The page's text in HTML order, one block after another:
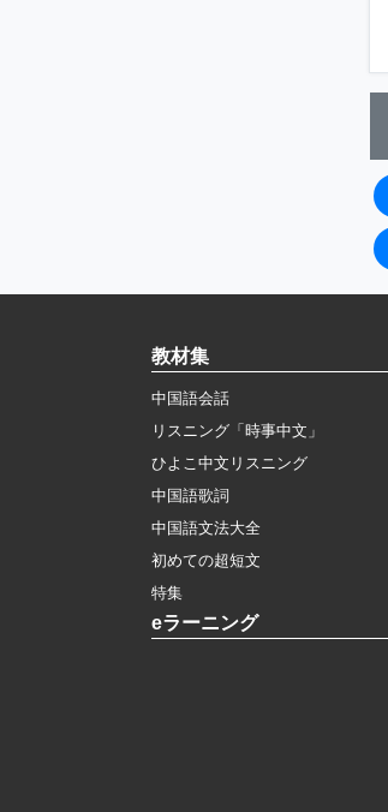
教材集
中国語会話
リスニング「時事中文」
ひよこ中文リスニング
中国語歌詞
中国語文法大全
初めての超短文
特集
eラーニング